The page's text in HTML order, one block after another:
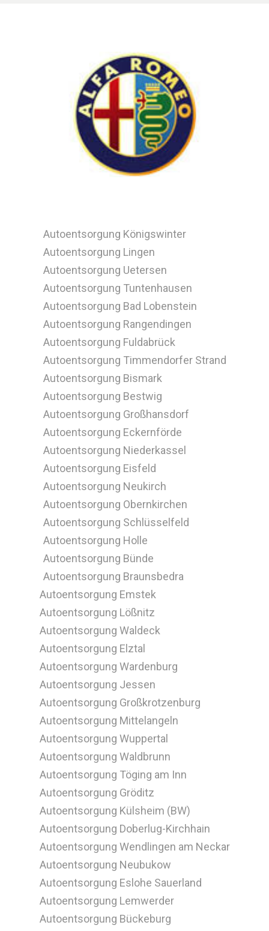
Autoentsorgung Königswinter
Autoentsorgung Lingen
Autoentsorgung Uetersen
Autoentsorgung Tuntenhausen
Autoentsorgung Bad Lobenstein
Autoentsorgung Rangendingen
Autoentsorgung Fuldabrück
Autoentsorgung Timmendorfer Strand
Autoentsorgung Bismark
Autoentsorgung Bestwig
Autoentsorgung Großhansdorf
Autoentsorgung Eckernförde
Autoentsorgung Niederkassel
Autoentsorgung Eisfeld
Autoentsorgung Neukirch
Autoentsorgung Obernkirchen
Autoentsorgung Schlüsselfeld
Autoentsorgung Holle
Autoentsorgung Bünde
Autoentsorgung Braunsbedra
Autoentsorgung Emstek
Autoentsorgung Lößnitz
Autoentsorgung Waldeck
Autoentsorgung Elztal
Autoentsorgung Wardenburg
Autoentsorgung Jessen
Autoentsorgung Großkrotzenburg
Autoentsorgung Mittelangeln
Autoentsorgung Wuppertal
Autoentsorgung Waldbrunn
Autoentsorgung Töging am Inn
Autoentsorgung Gröditz
Autoentsorgung Külsheim (BW)
Autoentsorgung Doberlug-Kirchhain
Autoentsorgung Wendlingen am Neckar
Autoentsorgung Neubukow
Autoentsorgung Eslohe Sauerland
Autoentsorgung Lemwerder
Autoentsorgung Bückeburg